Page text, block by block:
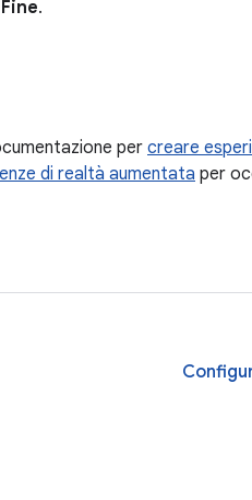
Fine.
per creare
di realtà aumentata per